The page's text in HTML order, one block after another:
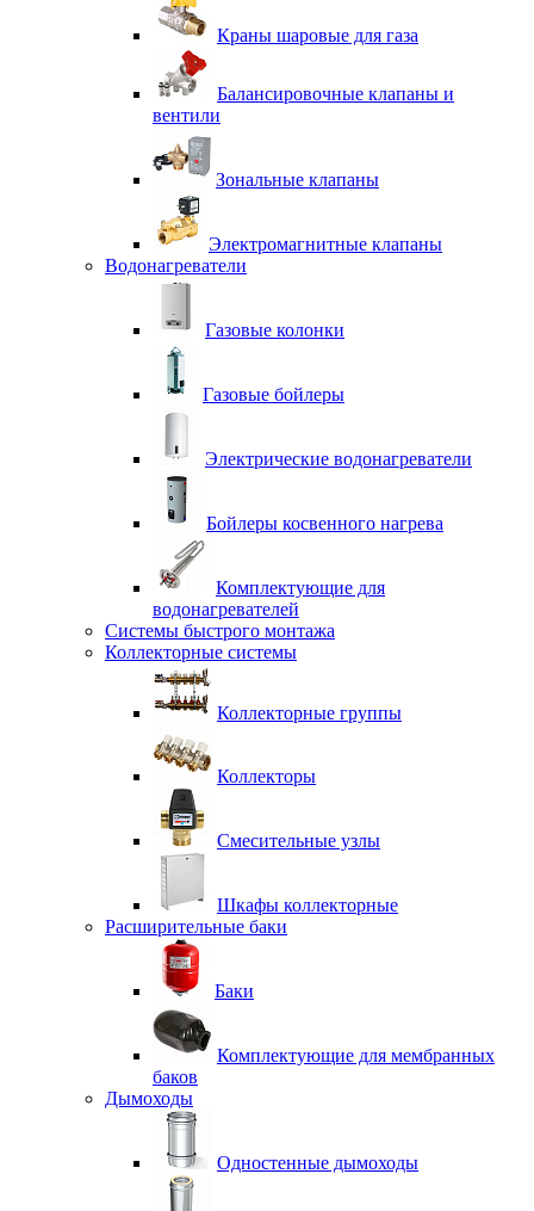
Краны шаровые для газа
Балансировочные клапаны и
вентили
Зональные клапаны
Электромагнитные клапаны
Водонагреватели
Газовые колонки
Газовые бойлеры
Электрические водонагреватели
Бойлеры косвенного нагрева
Комплектующие для
водонагревателей
Системы быстрого монтажа
Коллекторные системы
Коллекторные группы
Коллекторы
Смесительные узлы
Шкафы коллекторные
Расширительные баки
Баки
Комплектующие для мембранных
баков
Дымоходы
Одностенные дымоходы